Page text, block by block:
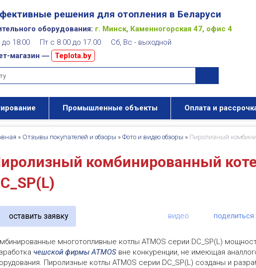
решения для отопления в Беларуси
оборудования: г. Минск, Каменногорская 47, офис 4
до 18:00 Пт с 8.00 до 17.00 Сб, Вс - выходной
магазин ―
Teplota.by
Промышленные объекты Оплата и
» Отзывы покупателей и обзоры » Фото и видео обзоры » Пиролизный
комбинированный
оставить заявку видео поделиться
многотопливные котлы ATMOS серии DC_SP(L)
чешской фирмы ATMOS вне конкуренции, не имеющая
Пиролизные котлы ATMOS серии DC_SP(L) созданы и